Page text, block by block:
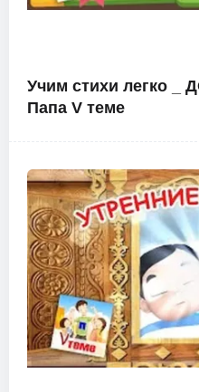
Учим стихи легко
Папа V теме